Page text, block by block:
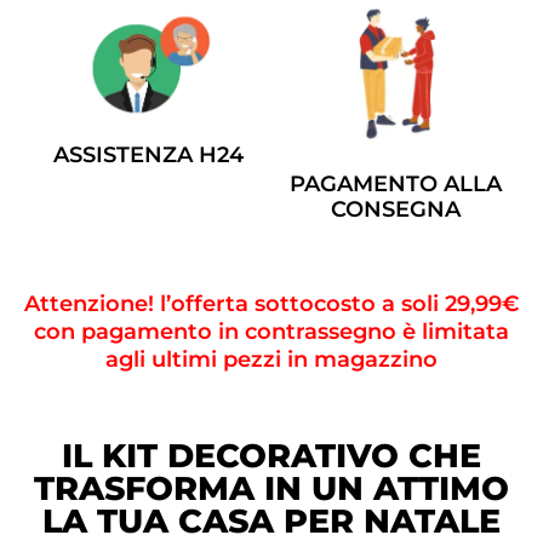
ASSISTENZA H24
PAGAMENTO ALLA
CONSEGNA
Attenzione! l’offerta sottocosto a soli 29,99€
con pagamento in contrassegno è limitata
agli ultimi pezzi in magazzino
IL KIT DECORATIVO CHE
TRASFORMA IN UN ATTIMO
LA TUA CASA PER NATALE